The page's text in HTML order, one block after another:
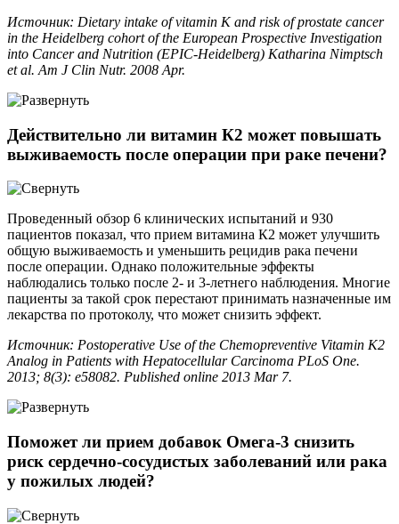
Источник: Dietary intake of vitamin K and risk of prostate cancer
in the Heidelberg cohort of the European Prospective Investigation
into Cancer and Nutrition (EPIC-Heidelberg) Katharina Nimptsch
et al. Am J Clin Nutr. 2008 Apr.
Действительно ли витамин К2 может повышать
выживаемость после операции при раке печени?
Проведенный обзор 6 клинических испытаний и 930
пациентов показал, что прием витамина К2 может улучшить
общую выживаемость и уменьшить рецидив рака печени
после операции. Однако положительные эффекты
наблюдались только после 2- и 3-летнего наблюдения. Многие
пациенты за такой срок перестают принимать назначенные им
лекарства по протоколу, что может снизить эффект.
Источник: Postoperative Use of the Chemopreventive Vitamin K2
Analog in Patients with Hepatocellular Carcinoma PLoS One.
2013; 8(3): e58082. Published online 2013 Mar 7.
Поможет ли прием добавок Омега-3 снизить
риск сердечно-сосудистых заболеваний или рака
у пожилых людей?